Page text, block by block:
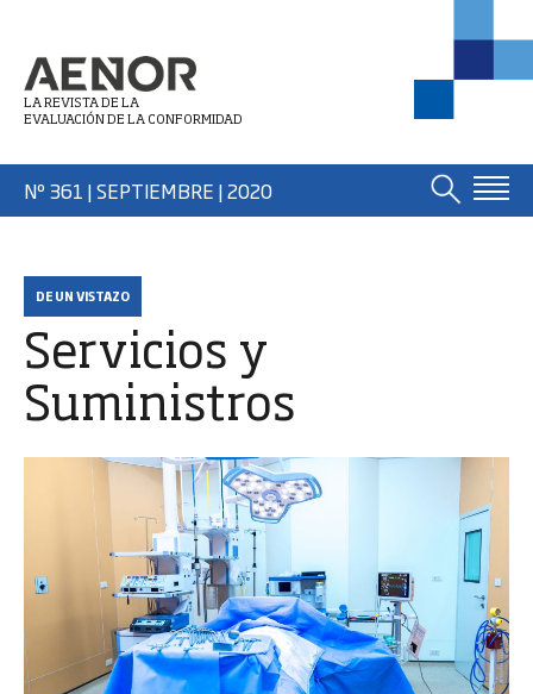
LA REVISTA DE LA
EVALUACIÓN DE LA CONFORMIDAD
Nº 361 | SEPTIEMBRE | 2020
DE UN VISTAZO
Servicios y
Suministros